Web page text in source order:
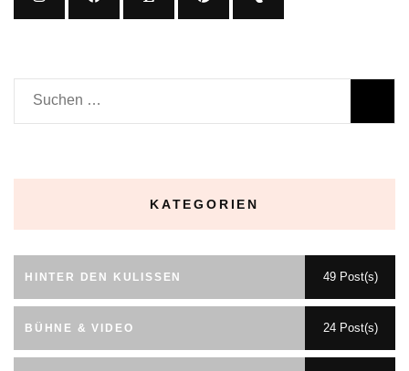
Suchen
nach:
KATEGORIEN
HINTER DEN KULISSEN 49 Post(s)
BÜHNE & VIDEO 24 Post(s)